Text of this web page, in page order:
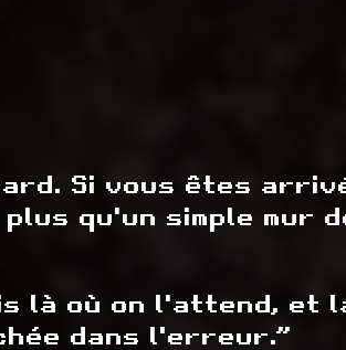
Si vous êtes
qu'un simple mur
là où on l'attend, et
dans l'erreur.”